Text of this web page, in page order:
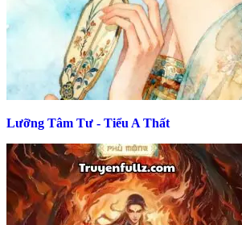
Lưỡng Tâm Tư - Tiểu A Thất